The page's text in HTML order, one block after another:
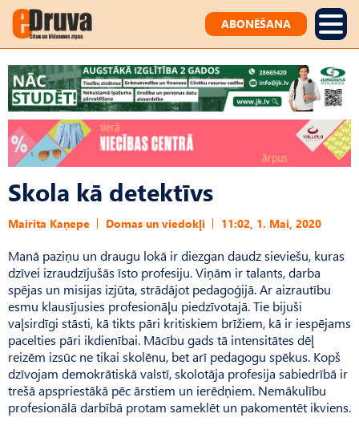
ABONĒŠANA
Skola kā detektīvs
Mairita Kaņepe Domas un viedokļi 11:02, 1. Mai, 2020
Manā paziņu un draugu lokā ir diezgan daudz sieviešu, kuras
dzīvei izraudzījušās īsto profesiju. Viņām ir talants, darba
spējas un misijas izjūta, strādājot pedagoģijā. Ar aizrautību
esmu klausījusies profesionāļu piedzīvotajā. Tie bijuši
vaļsirdīgi stāsti, kā tikts pāri kritiskiem brīžiem, kā ir iespējams
pacelties pāri ikdienībai. Mācību gads tā intensitātes dēļ
reizēm izsūc ne tikai skolēnu, bet arī pedagogu spēkus. Kopš
dzīvojam demokrātiskā valstī, skolotāja profesija sabiedrībā ir
trešā apspriestākā pēc ārstiem un ierēdņiem. Nemākulību
profesionālā darbībā protam sameklēt un pakomentēt ikviens.